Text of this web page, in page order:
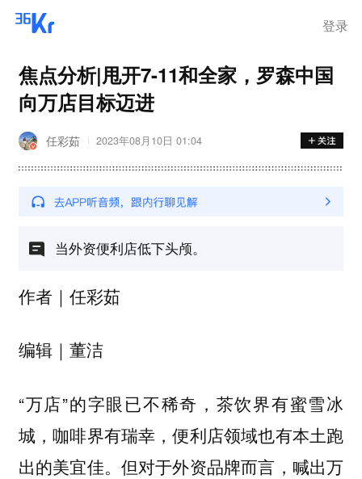
登录
焦点分析|甩开7-11和全家，罗森中国
向万店目标迈进
任彩茹 2023年08月10日 01:04
当外资便利店低下头颅。
作者｜任彩茹
编辑｜董洁
“万店”的字眼已不稀奇，茶饮界有蜜雪冰
城，咖啡界有瑞幸，便利店领域也有本土跑
出的美宜佳。但对于外资品牌而言，喊出万